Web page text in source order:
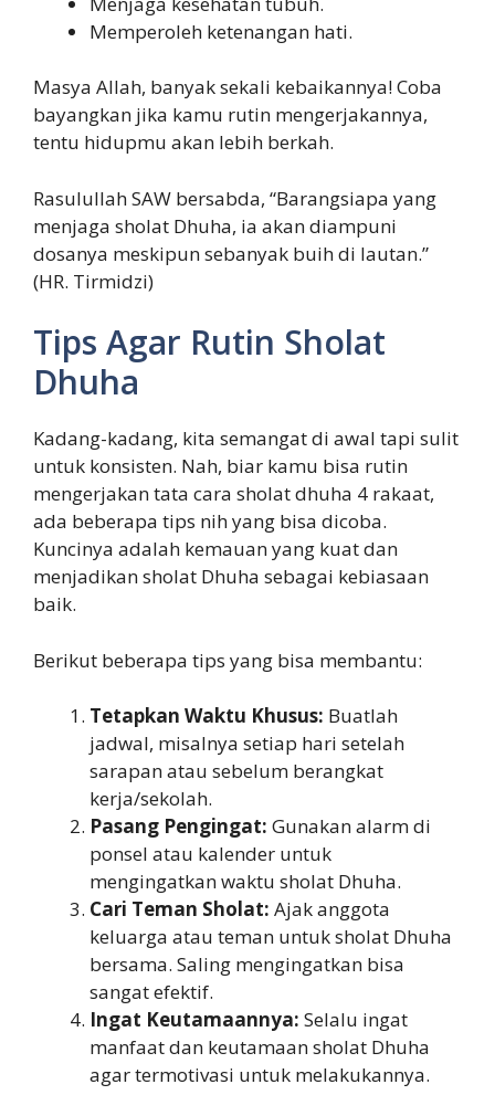
Memperoleh ketenangan hati.
Masya Allah, banyak sekali kebaikannya! Coba
bayangkan jika kamu rutin mengerjakannya,
tentu hidupmu akan lebih berkah.
Rasulullah SAW bersabda, “Barangsiapa yang
menjaga sholat Dhuha, ia akan diampuni
dosanya meskipun sebanyak buih di lautan.”
(HR. Tirmidzi)
Tips Agar Rutin Sholat
Dhuha
Kadang-kadang, kita semangat di awal tapi sulit
untuk konsisten. Nah, biar kamu bisa rutin
mengerjakan tata cara sholat dhuha 4 rakaat,
ada beberapa tips nih yang bisa dicoba.
Kuncinya adalah kemauan yang kuat dan
menjadikan sholat Dhuha sebagai kebiasaan
baik.
Berikut beberapa tips yang bisa membantu:
Tetapkan Waktu Khusus: Buatlah
jadwal, misalnya setiap hari setelah
sarapan atau sebelum berangkat
kerja/sekolah.
Pasang Pengingat: Gunakan alarm di
ponsel atau kalender untuk
mengingatkan waktu sholat Dhuha.
Cari Teman Sholat: Ajak anggota
keluarga atau teman untuk sholat Dhuha
bersama. Saling mengingatkan bisa
sangat efektif.
Ingat Keutamaannya: Selalu ingat
manfaat dan keutamaan sholat Dhuha
agar termotivasi untuk melakukannya.